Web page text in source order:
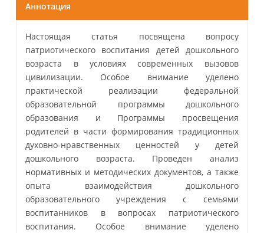
Аннотация
Настоящая статья посвящена вопросу
патриотического воспитания детей дошкольного
возраста в условиях современных вызовов
цивилизации. Особое внимание уделено
практической реализации федеральной
образовательной программы дошкольного
образования и Программы просвещения
родителей в части формирования традиционных
духовно-нравственных ценностей у детей
дошкольного возраста. Проведен анализ
нормативных и методических документов, а также
опыта взаимодействия дошкольного
образовательного учреждения с семьями
воспитанников в вопросах патриотического
воспитания. Особое внимание уделено